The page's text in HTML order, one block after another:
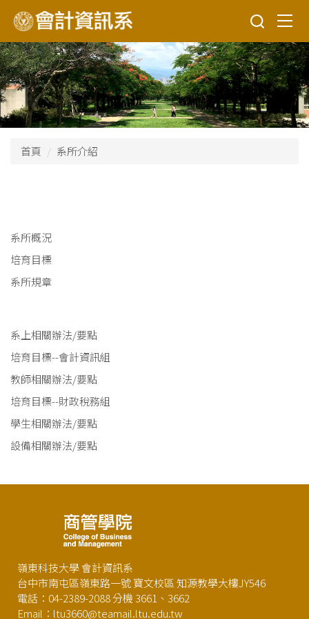
到
主
要
內
容
區
首頁 系所介紹
系所概況
培育目標
系所規章
系上相關辦法/要點
培育目標--會計資訊組
教師相關辦法/要點
培育目標--財政稅務組
學生相關辦法/要點
設備相關辦法/要點
嶺東科技大學 會計資訊系
台中市南屯區嶺東路一號 寶文校區 知源教學大樓JY546
電話：04-2389-2088 分機 3661、3662
Email：ltu3660@teamail.ltu.edu.tw